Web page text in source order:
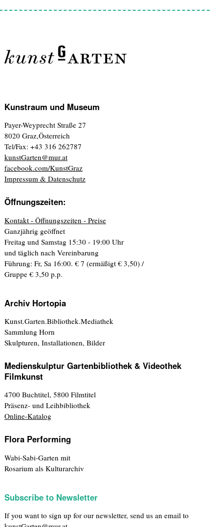
Kunstraum und Museum
Payer-Weyprecht Straße 27
8020 Graz,Österreich
Tel/Fax: +43 316 262787
kunstGarten@mur.at
facebook.com/KunstGraz
Impressum & Datenschutz
Öffnungszeiten:
Kontakt - Öffnungszeiten - Preise
Ganzjährig geöffnet
Freitag und Samstag 15:30 - 19:00 Uhr
und täglich nach Vereinbarung
Führung: Fr, Sa 16:00. € 7 (ermäßigt € 3,50) /
Gruppe € 3,50 p.p.
Archiv Hortopia
Kunst.Garten.Bibliothek.Mediathek
Sammlung Horn
Skulpturen, Installationen, Bilder
Medienskulptur Gartenbibliothek & Videothek
Filmkunst
4700 Buchtitel, 5800 Filmtitel
Präsenz- und Leihbibliothek
Online-Katalog
Flora Performing
Wabi-Sabi-Garten mit
Rosarium als Kulturarchiv
Subscribe to Newsletter
If you want to sign up for our newsletter, send us an email to